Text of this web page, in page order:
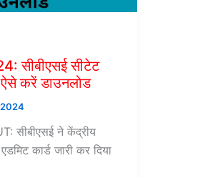
सीबीएसई सीटेट
ऐसे करें डाउनलोड
सीबीएसई ने केंद्रीय
कार्ड जारी कर दिया